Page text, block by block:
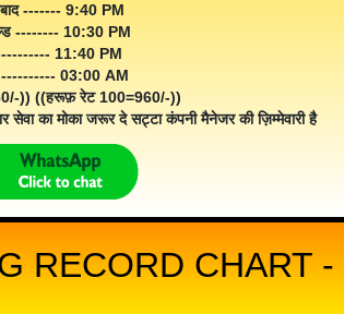
------- 9:40 PM
-------- 10:30 PM
11:40 PM
---------- 03:00 AM
)) ((हरूफ़ रेट 100=960/-))
का मोका जरूर दे सट्टा कंपनी मैनेजर की ज़िम्मेवारी है
RECORD CHART